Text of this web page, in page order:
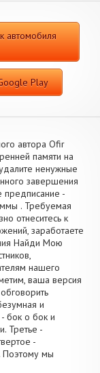
автомобиля
Play
автора Ofir
памяти на
ненужные
завершения
-
. Требуемая
отнеситесь к
заработаете
Найди Мою
нашего
ваша версия
и
бок о бок и
Третье -
-
Поэтому мы